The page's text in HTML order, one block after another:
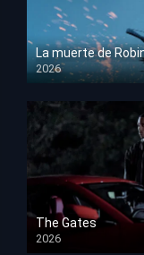
La muerte de
2026
HD 1080p
The Gates
2026
HD 1080p